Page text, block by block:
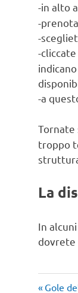
-in alto
-
-
-
-a
Tornate
troppo
La
In
dovrete
Articolo
Gole